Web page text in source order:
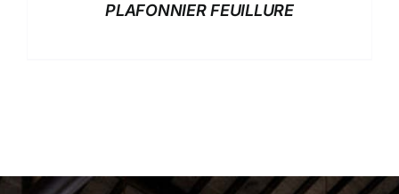
PLAFONNIER FEUILLURE